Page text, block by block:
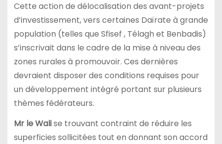
Cette action de délocalisation des avant-projets
d’investissement, vers certaines Daïrate à grande
population (telles que Sfisef , Télagh et Benbadis)
s’inscrivait dans le cadre de la mise à niveau des
zones rurales à promouvoir. Ces dernières
devraient disposer des conditions requises pour
un développement intégré portant sur plusieurs
thèmes fédérateurs.
Mr le Walise trouvant contraint de réduire les
superficies sollicitées tout en donnant son accord